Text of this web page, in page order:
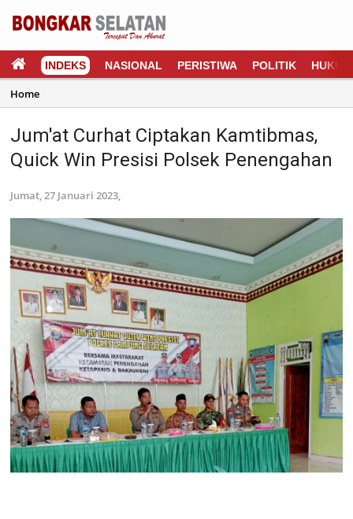
INDEKS NASIONAL PERISTIWA POLITIK HUKUM
Home
Jum'at Curhat Ciptakan Kamtibmas,
Quick Win Presisi Polsek Penengahan
Jumat, 27 Januari 2023,